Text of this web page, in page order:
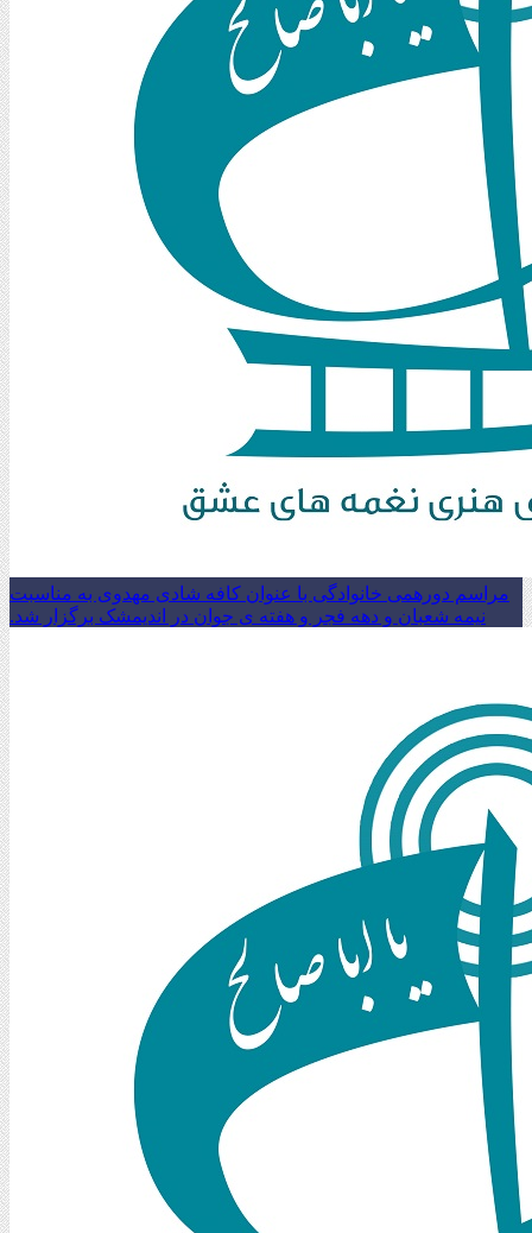
مراسم دورهمی خانوادگی با عنوان کافه شادی مهدوی به مناسبت
نیمه شعبان و دهه فجر و هفته ی جوان در اندیمشک برگزار شد.